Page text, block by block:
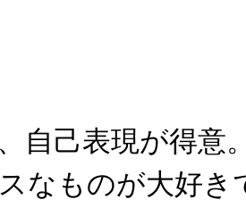
自己表現が得意
なものが大好き